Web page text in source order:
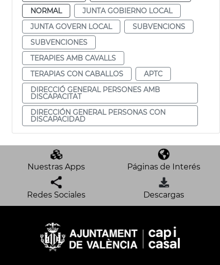
NORMAL
JUNTA GOBIERNO LOCAL
JUNTA GOVERN LOCAL
SUBVENCIONS
SUBVENCIONES
TERAPIES AMB CAVALLS
TERAPIAS CON CABALLOS
APTC
DIRECCIÓ GENERAL PERSONES AMB
DISCAPACITAT
DIRECCIÓN GENERAL PERSONAS CON
DISCAPACIDAD
Nuestras Apps Páginas de Interés
Redes Sociales Descargas